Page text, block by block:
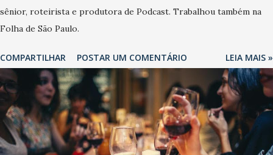
sênior, roteirista e produtora de Podcast. Trabalhou também na
Folha de São Paulo.
COMPARTILHAR POSTAR UM COMENTÁRIO LEIA MAIS »